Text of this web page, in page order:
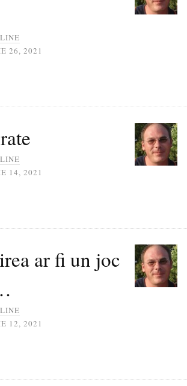
26, 2021
14, 2021
ar fi un joc
12, 2021